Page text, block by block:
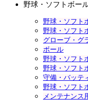
野球・ソフトボー
野球・ソフト
野球・ソフト
グローブ・グ
ボール
野球・ソフト
野球・ソフト
守備・バッテ
野球・ソフト
メンテナンス